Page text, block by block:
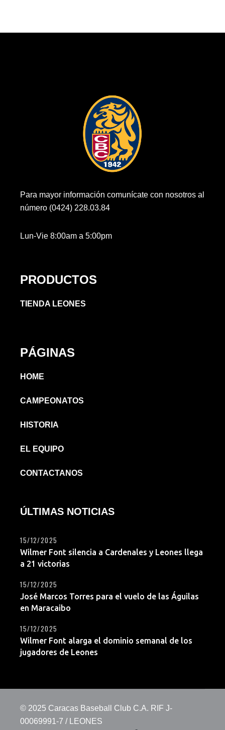
Para mayor información comunícate con nosotros al
número (0424) 228.03.84
Lun-Vie 8:00am a 5:00pm
PRODUCTOS
TIENDA LEONES
PÁGINAS
HOME
CAMPEONATOS
HISTORIA
EL EQUIPO
CONTACTANOS
ÚLTIMAS NOTICIAS
Wilmer Font silencia a Cardenales y Leones llega
a 21 victorias
15/12/2025
José Marcos Torres para el vuelo de las Águilas
en Maracaibo
15/12/2025
Wilmer Font alarga el dominio semanal de los
jugadores de Leones
15/12/2025
© 2025 Caracas Baseball Club C.A. RIF J-
00069991-7 / LEONES